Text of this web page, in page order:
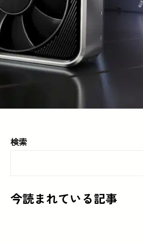
検索
今読まれている記事